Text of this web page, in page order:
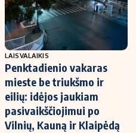
LAISVALAIKIS
Penktadienio vakaras
mieste be triukšmo ir
eilių: idėjos jaukiam
pasivaikščiojimui po
Vilnių, Kauną ir Klaipėdą